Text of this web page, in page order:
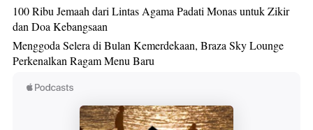
100 Ribu Jemaah dari Lintas Agama Padati Monas untuk Zikir
dan Doa Kebangsaan
Menggoda Selera di Bulan Kemerdekaan, Braza Sky Lounge
Perkenalkan Ragam Menu Baru